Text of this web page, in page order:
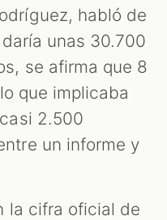
habló de
unas 30.700
se afirma que 8
que implicaba
2.500
un informe y
la cifra oficial de